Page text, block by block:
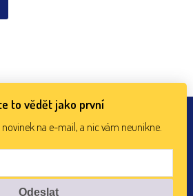
to vědět jako první
na e-mail, a nic vám neunikne.